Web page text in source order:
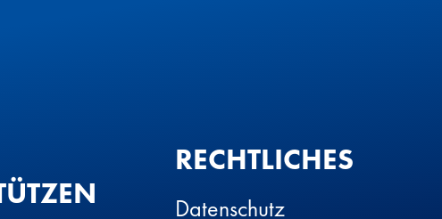
RECHTLICHES
Datenschutz